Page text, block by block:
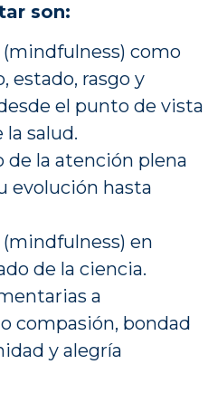
son:
(mindfulness) como
estado, rasgo y
el punto de vista
la salud.
de la atención plena
evolución hasta
en
de la ciencia.
a
compasión, bondad
y alegría